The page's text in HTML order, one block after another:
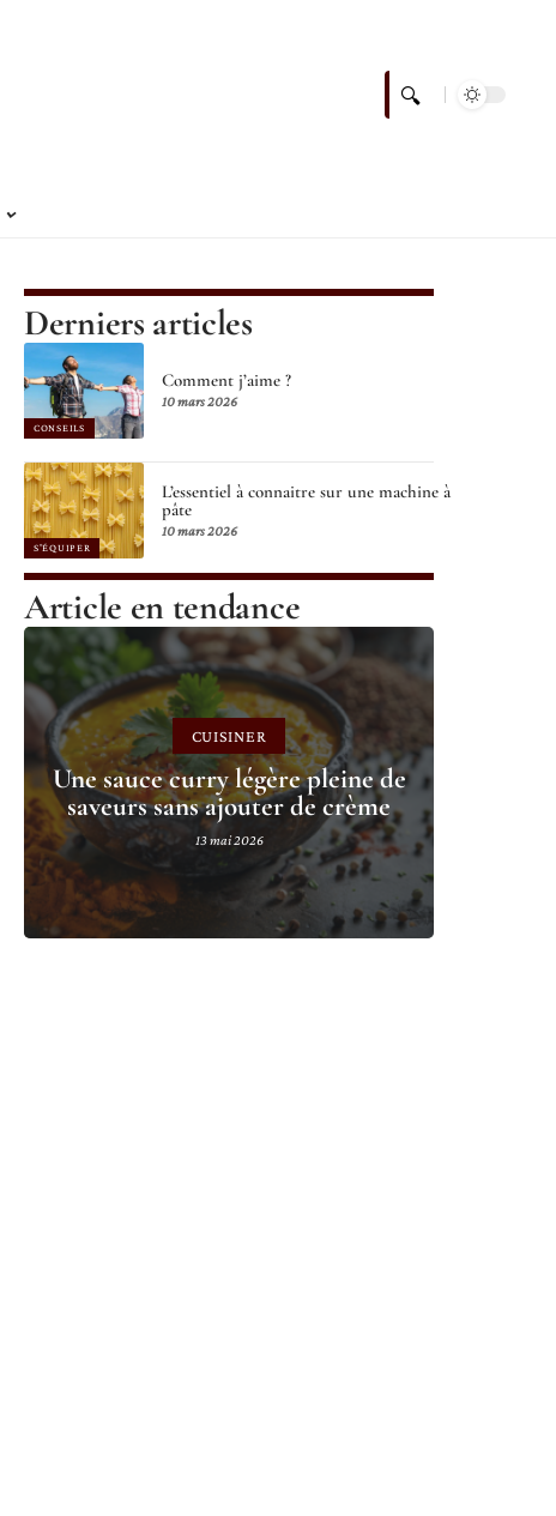
Derniers articles
CONSEILS
Comment j’aime ?
10 mars 2026
S'ÉQUIPER
L’essentiel à connaitre sur une machine à
pâte
10 mars 2026
Article en tendance
CUISINER
Une sauce curry légère pleine de
saveurs sans ajouter de crème
13 mai 2026